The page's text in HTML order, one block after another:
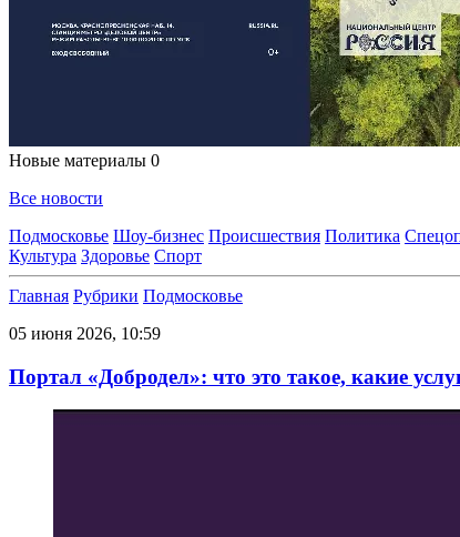
Новые материалы 0
Все новости
Подмосковье Шоу-бизнес Происшествия Политика
Культура Здоровье Спорт
Главная Рубрики Подмосковье
05 июня 2026, 10:59
Портал «Добродел»: что это такое, какие